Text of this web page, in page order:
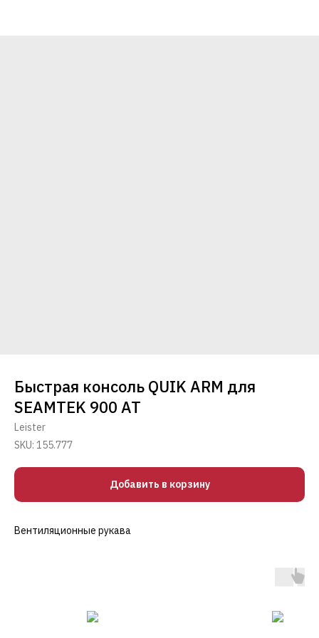
Быстрая консоль QUIK ARM для
SEAMTEK 900 AT
Leister
SKU: 155.777
Добавить в корзину
Вентиляционные рукава